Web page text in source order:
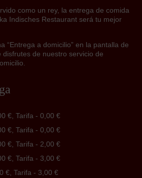
como un rey, la entrega de comida
Indisches Restaurant será tu mejor
“Entrega a domicilio” en la pantalla de
de nuestro servicio de
€, Tarifa - 0,00 €
€, Tarifa - 0,00 €
€, Tarifa - 2,00 €
€, Tarifa - 3,00 €
€, Tarifa - 3,00 €